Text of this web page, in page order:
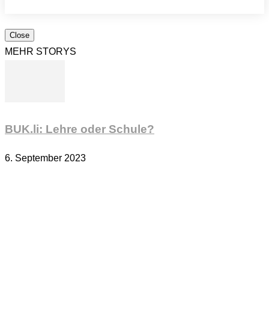
Close
MEHR STORYS
BUK.li: Lehre oder Schule?
6. September 2023